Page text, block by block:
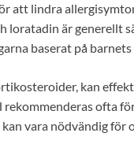
att lindra
loratadin är generellt
baserat på
kan
ofta
vara nödvändig för